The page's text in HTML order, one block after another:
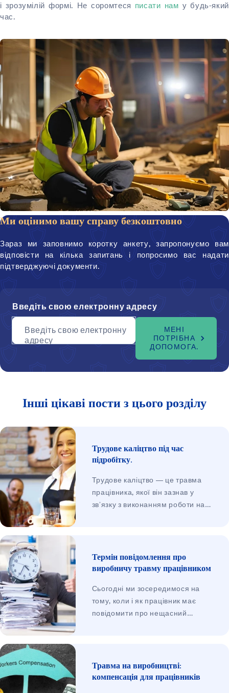
і зрозумілій формі. Не соромтеся писати нам у будь-який
час.
Ми оцінимо вашу справу безкоштовно
Зараз ми заповнимо коротку анкету, запропонуємо вам
відповісти на кілька запитань і попросимо вас надати
підтверджуючі документи.
Введіть свою електронну адресу
Введіть свою електронну
адресу
МЕНІ
ПОТРІБНА
ДОПОМОГА.
Інші цікаві пости з цього розділу
Трудове каліцтво під час
підробітку.
Трудове каліцтво — це травма
працівника, якої він зазнав у
зв’язку з виконанням роботи на
трудовому договорі, чи,
наприклад, про один із типів угод
працівників). Вимоги працівника,
який отримав трудове каліцтво
під час підробітку, по суті такі
Термін повідомлення про
виробничу травму працівником
Сьогодні ми зосередимося на
тому, коли і як працівник має
повідомити про нещасний
які наслідки може мати їх
порушення. У цій статті ми
Травма на виробництві:
компенсація для працівників